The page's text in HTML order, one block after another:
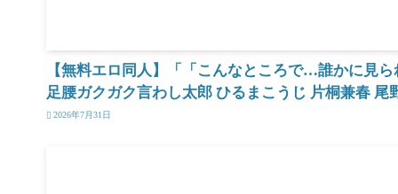
【無料エロ同人】「「こんなところで…誰かに見
足腰ガクガク言わし太郎 ひるまこうじ 片桐兼春 尾
2026年7月31日